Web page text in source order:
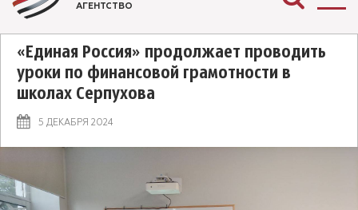
АГЕНТСТВО
«Единая Россия» продолжает проводить
уроки по финансовой грамотности в
школах Серпухова
5 ДЕКАБРЯ 2024